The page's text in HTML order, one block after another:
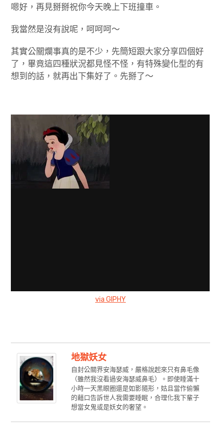
嗯好，再見掰掰祝你今天晚上下班撞車。
我當然是沒有說呢，呵呵呵～
其實公關爛事真的是不少，先簡短跟大家分享四個好
了，畢竟這四種狀況都見怪不怪，有特殊變化型的有
想到的話，就再出下集好了。先掰了～
via GIPHY
地獄妖女
自封公關界安海瑟威，嚴格說起來只有鼻毛像
（雖然我沒看過安海瑟威鼻毛）。即使睡滿十
小時一天黑眼圈還是如影隨形，姑且當作偷懶
的藉口告訴世人我需要睡眠，合理化我下輩子
想當女鬼或是妖女的奢望。